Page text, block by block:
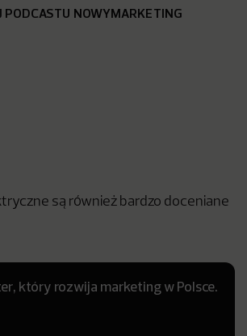
PODCASTU NOWYMARKETING
są również bardzo doceniane
który rozwija marketing w Polsce.